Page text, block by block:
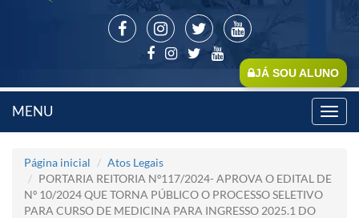
JÁ SOU ALUNO
MENU
Página inicial
Atos Legais
PORTARIA REITORIA Nº117/2024- APROVA O EDITAL DE
Nº 10/2024 QUE TORNA PÚBLICO O PROCESSO SELETIVO
PARA CURSO DE MEDICINA PARA INGRESSO 2025.1 DO